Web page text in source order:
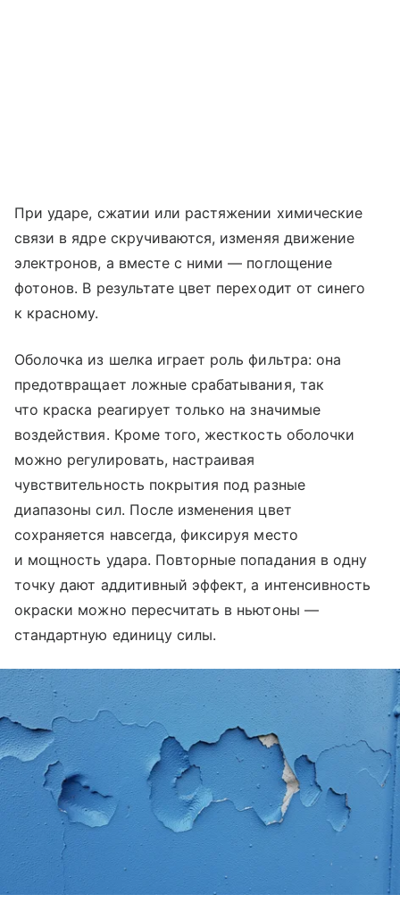
При ударе, сжатии или растяжении химические
связи в ядре скручиваются, изменяя движение
электронов, а вместе с ними — поглощение
фотонов. В результате цвет переходит от синего
к красному.
Оболочка из шелка играет роль фильтра: она
предотвращает ложные срабатывания, так
что краска реагирует только на значимые
воздействия. Кроме того, жесткость оболочки
можно регулировать, настраивая
чувствительность покрытия под разные
диапазоны сил. После изменения цвет
сохраняется навсегда, фиксируя место
и мощность удара. Повторные попадания в одну
точку дают аддитивный эффект, а интенсивность
окраски можно пересчитать в ньютоны —
стандартную единицу силы.